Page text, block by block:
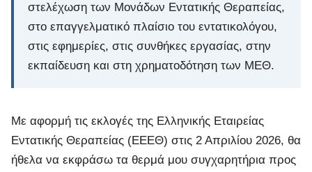
στελέχωση των Μονάδων Εντατικής Θεραπείας,
στο επαγγελματικό πλαίσιο του εντατικολόγου,
στις εφημερίες, στις συνθήκες εργασίας, στην
εκπαίδευση και στη χρηματοδότηση των ΜΕΘ.
Με αφορμή τις εκλογές της Ελληνικής Εταιρείας
Εντατικής Θεραπείας (ΕΕΕΘ) στις 2 Απριλίου 2026, θα
ήθελα να εκφράσω τα θερμά μου συγχαρητήρια προς